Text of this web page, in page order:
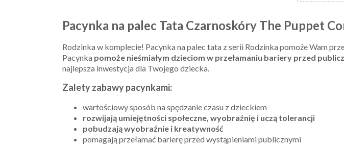
Pacynka na palec Tata Czarnoskóry The Puppet
Rodzinka w komplecie! Pacynka na palec tata z serii Rodzinka pomoże Wam
Pacynka pomoże nieśmiałym dzieciom w przełamaniu bariery przed
najlepsza inwestycja dla Twojego dziecka.
Zalety zabawy pacynkami:
wartościowy sposób na spędzanie czasu z dzieckiem
rozwijają umiejętności społeczne, wyobraźnię i uczą tolerancji
pobudzają wyobraźnie i kreatywność
pomagają przełamać barierę przed wystąpieniami publicznymi